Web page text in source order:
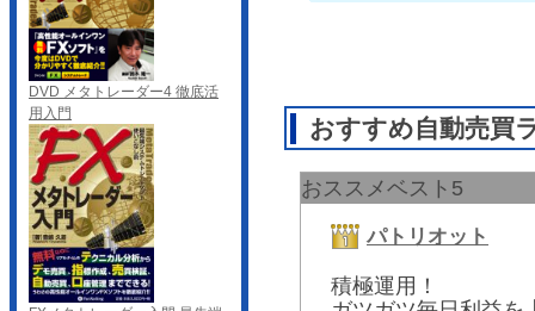
おすすめ自動売買
おススメベスト5
パトリオット
積極運用！
DVD メタトレーダー4 徹底活
用入門